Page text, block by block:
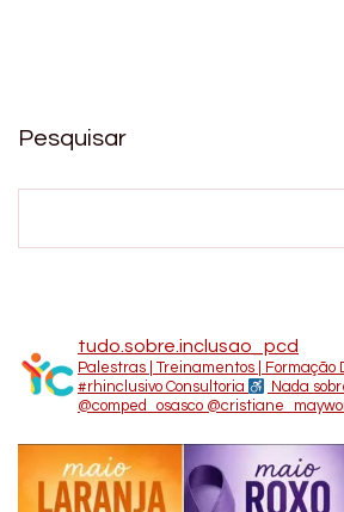
Pesquisar
tudo.sobre.inclusao_pcd
Palestras | Treinamentos | Formação
#rhinclusivo Consultoria Nada
@comped_osasco